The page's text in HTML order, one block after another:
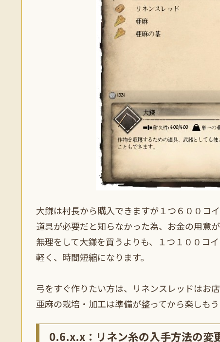
大鎌は村長から購入できますが１つ６００コイ
道具が必要だと知らなかった為、お金の用意が
無理をして大鎌を買うよりも、１つ１００コ
軽く、時間短縮になります。
弓をすぐ作りたい方は、リネンスレッドはお
亜麻の栽培・加工は準備が整ってから楽しもう
0.6.x.x：リネン糸の入手方法の変